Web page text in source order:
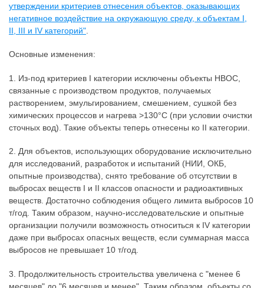
утверждении критериев отнесения объектов, оказывающих
негативное воздействие на окружающую среду, к объектам I,
II, III и IV категорий"
Основные изменения:
1. Из-под критериев I категории исключены объекты НВОС,
связанные с производством продуктов, получаемых
растворением, эмульгированием, смешением, сушкой без
химических процессов и нагрева >130°C (при условии очистки
сточных вод). Такие объекты теперь отнесены ко II категории.
2. Для объектов, использующих оборудование исключительно
для исследований, разработок и испытаний (НИИ, ОКБ,
опытные производства), снято требование об отсутствии в
выбросах веществ I и II классов опасности и радиоактивных
веществ. Достаточно соблюдения общего лимита выбросов 10
т/год. Таким образом, научно-исследовательские и опытные
организации получили возможность относиться к IV категории
даже при выбросах опасных веществ, если суммарная масса
выбросов не превышает 10 т/год.
3. Продолжительность строительства увеличена с "менее 6